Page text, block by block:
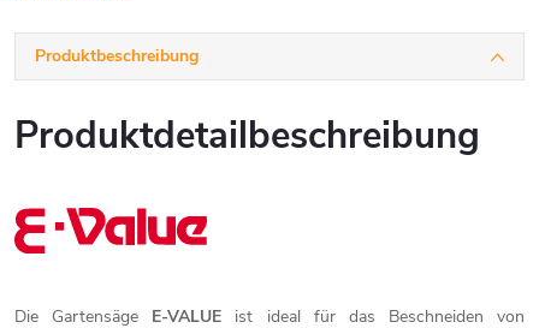
Produktbeschreibung
Produktdetailbeschreibung
Die Gartensäge E-VALUE ist ideal für das Beschneiden von